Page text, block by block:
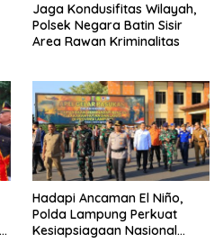
Jaga Kondusifitas Wilayah,
Polsek Negara Batin Sisir
Area Rawan Kriminalitas
Hadapi Ancaman El Niño,
Polda Lampung Perkuat
Kesiapsiagaan Nasional